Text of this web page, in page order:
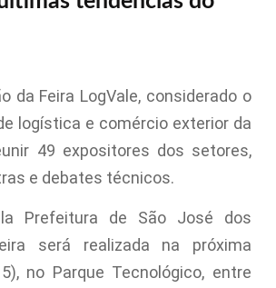
da Feira LogVale, considerado o
logística e comércio exterior da
49 expositores dos setores,
e debates técnicos.
Prefeitura de São José dos
será realizada na próxima
no Parque Tecnológico, entre